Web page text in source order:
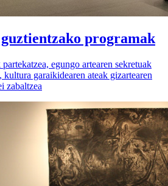
programak
egungo artearen sekretuak
kultura garaikidearen ateak gizartearen
zabaltzea